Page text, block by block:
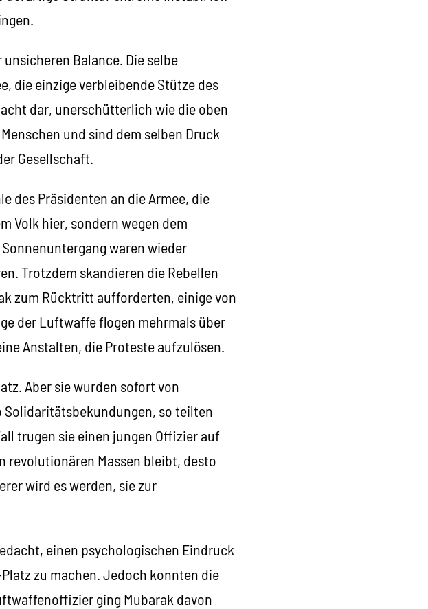
Balance. Die selbe
die einzige verbleibende Stütze des
dar, unerschütterlich wie die oben
und sind dem selben Druck
Gesellschaft.
des Präsidenten an die Armee, die
Volk hier, sondern wegen dem
waren wieder
Trotzdem skandieren die Rebellen
zum Rücktritt aufforderten, einige von
der Luftwaffe flogen mehrmals über
Anstalten, die Proteste aufzulösen.
Aber sie wurden sofort von
Solidaritätsbekundungen, so teilten
trugen sie einen jungen Offizier auf
revolutionären Massen bleibt, desto
wird es werden, sie zur
einen psychologischen Eindruck
zu machen. Jedoch konnten die
ging Mubarak davon